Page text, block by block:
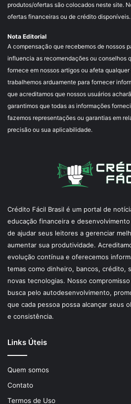
produtos/ofertas são colocados neste site.
ofertas financeiras ou de crédito disponíveis.
Nota Editorial
A compensação que recebemos de nossos
influencia as recomendações ou conselhos
fornece em nossos artigos ou afeta
trabalhemos arduamente para fornecer
que acreditamos que nossos usuários
garantimos que todas as informações
fazemos representações ou garantias em
precisão ou sua aplicabilidade.
Crédito Fácil Brasil é um portal de
educação financeira e
de ajudar seus leitores a gerenciar
aumentar sua produtividade.
evolução contínua e oferecemos
temas como dinheiro, bancos, crédito,
novas tecnologias. Nosso
busca pelo autodesenvolvimento,
que cada pessoa possa alcançar seus
e consistência.
Links Úteis
Quem somos
Contato
Termos de Uso